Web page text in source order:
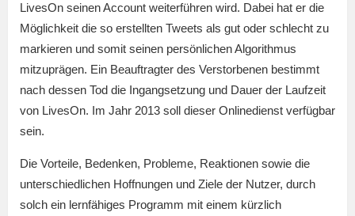
LivesOn seinen Account weiterführen wird. Dabei hat er die
Möglichkeit die so erstellten Tweets als gut oder schlecht zu
markieren und somit seinen persönlichen Algorithmus
mitzuprägen. Ein Beauftragter des Verstorbenen bestimmt
nach dessen Tod die Ingangsetzung und Dauer der Laufzeit
von LivesOn. Im Jahr 2013 soll dieser Onlinedienst verfügbar
sein.
Die Vorteile, Bedenken, Probleme, Reaktionen sowie die
unterschiedlichen Hoffnungen und Ziele der Nutzer, durch
solch ein lernfähiges Programm mit einem kürzlich